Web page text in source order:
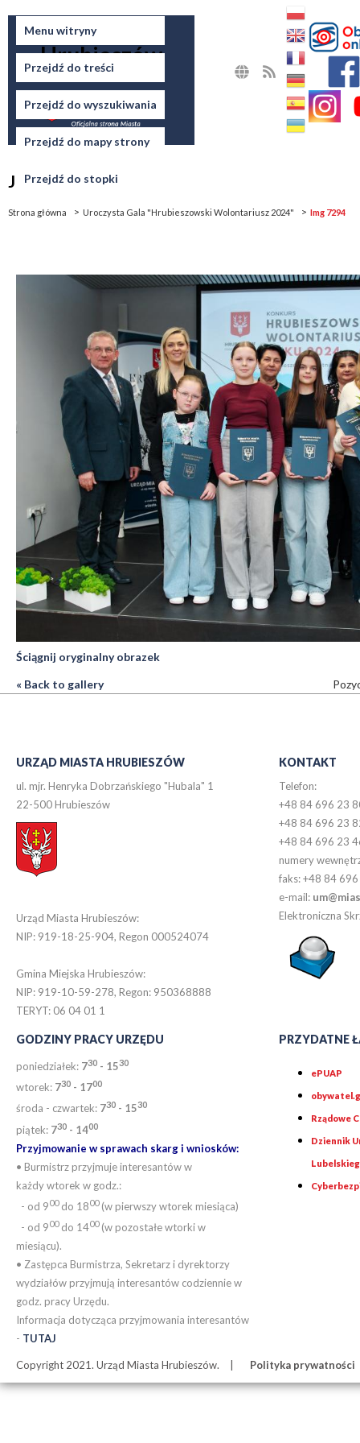
Menu witryny
Przejdź do treści
Przejdź do wyszukiwania
Przejdź do mapy strony
Przejdź do stopki
Miasto
Hrubieszów
Jesteś tutaj
Strona główna Uroczysta Gala "Hrubieszowski Wolontariusz 2024" Img 7294
Ściągnij oryginalny obrazek
« Back to gallery
URZĄD MIASTA HRUBIESZÓW
ul. mjr. Henryka Dobrzańskiego "Hubala" 1
22-500 Hrubieszów
Urząd Miasta Hrubieszów:
NIP: 919-18-25-904, Regon 000524074
Gmina Miejska Hrubieszów:
NIP: 919-10-59-278, Regon: 950368888
TERYT: 06 04 01 1
KONTAKT
Telefon:
+48 84 696 23
+48 84 696 23
+48 84 696 23
numery
faks: +48 84
e-mail:
Elektroniczna
GODZINY PRACY URZĘDU
poniedziałek: 730 - 1530
wtorek: 730 - 1700
środa - czwartek: 730 - 1530
piątek: 730 - 1400
Przyjmowanie w sprawach skarg i wniosków:
• Burmistrz przyjmuje interesantów w
każdy wtorek w godz.:
- od 900do 1800(w pierwszy wtorek miesiąca)
- od 900do 1400(w pozostałe wtorki w
miesiącu).
• Zastępca Burmistrza, Sekretarz i dyrektorzy
wydziałów przyjmują interesantów codziennie w
godz. pracy Urzędu.
Informacja dotycząca przyjmowania interesantów
- TUTAJ
PRZYDATNE
ePUAP
Rządowe
Dziennik
Copyright 2021. Urząd Miasta Hrubieszów. Polityka prywatności